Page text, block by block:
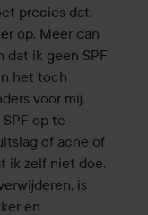
precies dat,
op. Meer dan
ik geen SPF
het toch
voor mij.
op te
of acne of
ik zelf niet doe,
is
en